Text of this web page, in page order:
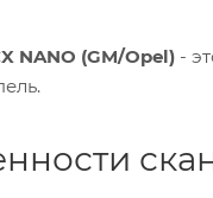
NANO (GM/Opel) -